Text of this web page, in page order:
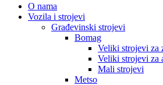
O nama
Vozila i strojevi
Građevinski strojevi
Bomag
Veliki strojevi za
Veliki strojevi za
Mali strojevi
Metso